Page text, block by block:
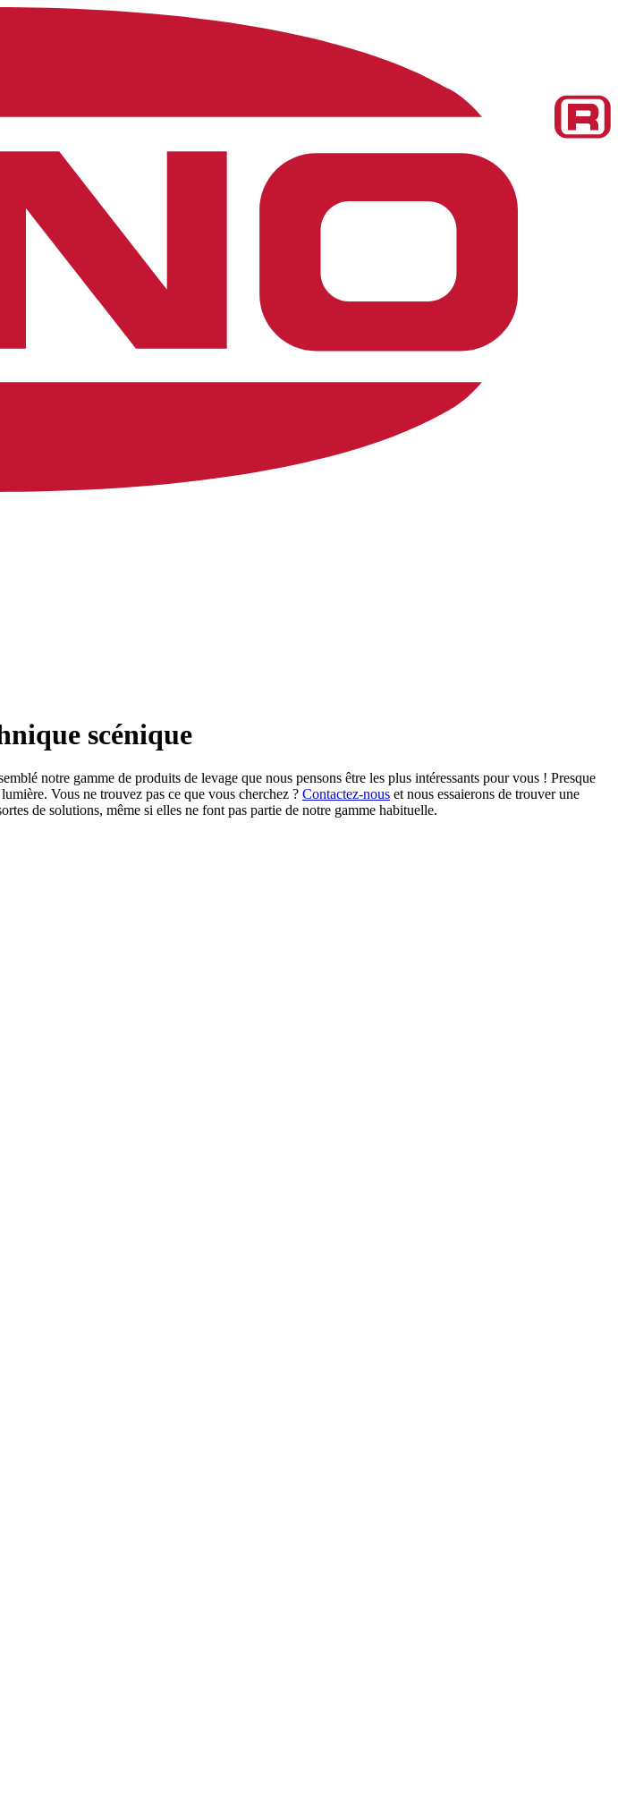
scénique
notre gamme de produits de levage que nous pensons être les plus intéressants pour vous ! Presque
Vous ne trouvez pas ce que vous cherchez ? Contactez-nous et nous essaierons de trouver une
de solutions, même si elles ne font pas partie de notre gamme habituelle.